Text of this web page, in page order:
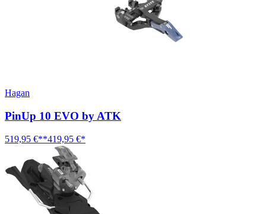
Hagan
PinUp 10 EVO by ATK
519,95 €**419,95 €*